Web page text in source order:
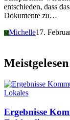
entschieden, dass
Dokumente zu…
MMichelle17.
Meistgelesen
Lokales
Ergebnisse